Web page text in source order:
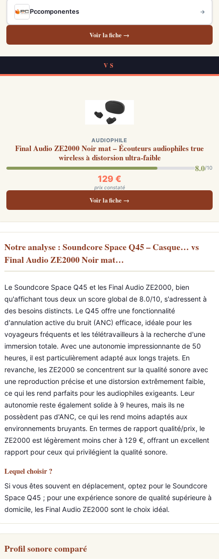
Pccomponentes →
Voir la fiche →
VS
AUDIOPHILE
Final Audio ZE2000 Noir mat – Écouteurs audiophiles true
wireless à distorsion ultra-faible
8.0/10
129 €
prix constaté
Voir la fiche →
Notre analyse : Soundcore Space Q45 – Casque… vs
Final Audio ZE2000 Noir mat…
Le Soundcore Space Q45 et les Final Audio ZE2000, bien
qu'affichant tous deux un score global de 8.0/10, s'adressent à
des besoins distincts. Le Q45 offre une fonctionnalité
d'annulation active du bruit (ANC) efficace, idéale pour les
voyageurs fréquents et les télétravailleurs à la recherche d'une
immersion totale. Avec une autonomie impressionnante de 50
heures, il est particulièrement adapté aux longs trajets. En
revanche, les ZE2000 se concentrent sur la qualité sonore avec
une reproduction précise et une distorsion extrêmement faible,
ce qui les rend parfaits pour les audiophiles exigeants. Leur
autonomie reste également solide à 9 heures, mais ils ne
possèdent pas d'ANC, ce qui les rend moins adaptés aux
environnements bruyants. En termes de rapport qualité/prix, le
ZE2000 est légèrement moins cher à 129 €, offrant un excellent
rapport pour ceux qui privilégient la qualité sonore.
Lequel choisir ?
Si vous êtes souvent en déplacement, optez pour le Soundcore
Space Q45 ; pour une expérience sonore de qualité supérieure à
domicile, les Final Audio ZE2000 sont le choix idéal.
Profil sonore comparé